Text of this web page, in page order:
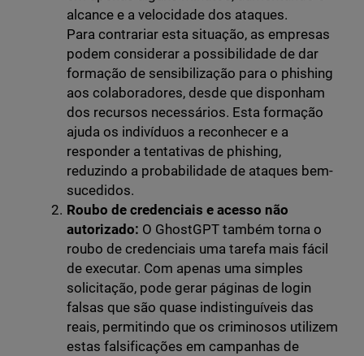
alcance e a velocidade dos ataques.
Para contrariar esta situação, as empresas
podem considerar a possibilidade de dar
formação de sensibilização para o phishing
aos colaboradores, desde que disponham
dos recursos necessários. Esta formação
ajuda os indivíduos a reconhecer e a
responder a tentativas de phishing,
reduzindo a probabilidade de ataques bem-
sucedidos.
Roubo de credenciais e acesso não
autorizado: O GhostGPT também torna o
roubo de credenciais uma tarefa mais fácil
de executar. Com apenas uma simples
solicitação, pode gerar páginas de login
falsas que são quase indistinguíveis das
reais, permitindo que os criminosos utilizem
estas falsificações em campanhas de